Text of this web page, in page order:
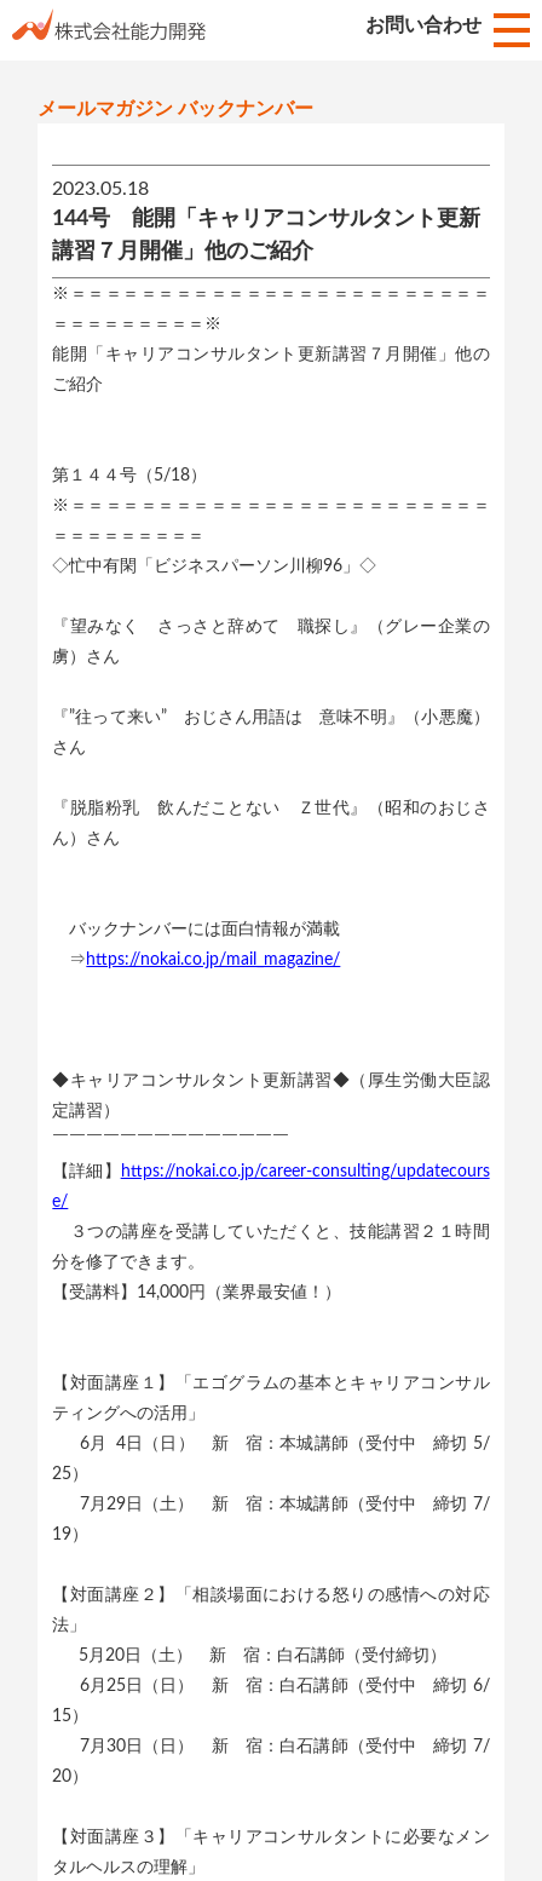
お問い合わせ
お知らせ
HOME
メールマガジン バックナンバー
2023.05.18
144号 能開「キャリアコンサルタント更新
講習７月開催」他のご紹介
※＝＝＝＝＝＝＝＝＝＝＝＝＝＝＝＝＝＝＝＝＝＝＝＝
＝＝＝＝＝＝＝＝＝※
能開「キャリアコンサルタント更新講習７月開催」他の
ご紹介
第１４４号（5/18）
※＝＝＝＝＝＝＝＝＝＝＝＝＝＝＝＝＝＝＝＝＝＝＝＝
＝＝＝＝＝＝＝＝＝
◇忙中有閑「ビジネスパーソン川柳96」◇
『望みなく さっさと辞めて 職探し』（グレー企業の
虜）さん
『”往って来い” おじさん用語は 意味不明』（小悪魔）
さん
『脱脂粉乳 飲んだことない Ｚ世代』（昭和のおじさ
ん）さん
バックナンバーには面白情報が満載
⇒ https://nokai.co.jp/mail_magazine/
◆キャリアコンサルタント更新講習◆（厚生労働大臣認
定講習）
￣￣￣￣￣￣￣￣￣￣￣￣￣￣
【詳細】
https://nokai.co.jp/career-consulting/updatecours
e/
３つの講座を受講していただくと、技能講習２１時間
分を修了できます。
【受講料】14,000円（業界最安値！）
【対面講座１】「エゴグラムの基本とキャリアコンサル
ティングへの活用」
6月 4日（日） 新 宿：本城講師（受付中 締切 5/
25）
7月29日（土） 新 宿：本城講師（受付中 締切 7/
19）
【対面講座２】「相談場面における怒りの感情への対応
法」
5月20日（土） 新 宿：白石講師（受付締切）
6月25日（日） 新 宿：白石講師（受付中 締切 6/
15）
7月30日（日） 新 宿：白石講師（受付中 締切 7/
20）
【対面講座３】「キャリアコンサルタントに必要なメン
タルヘルスの理解」